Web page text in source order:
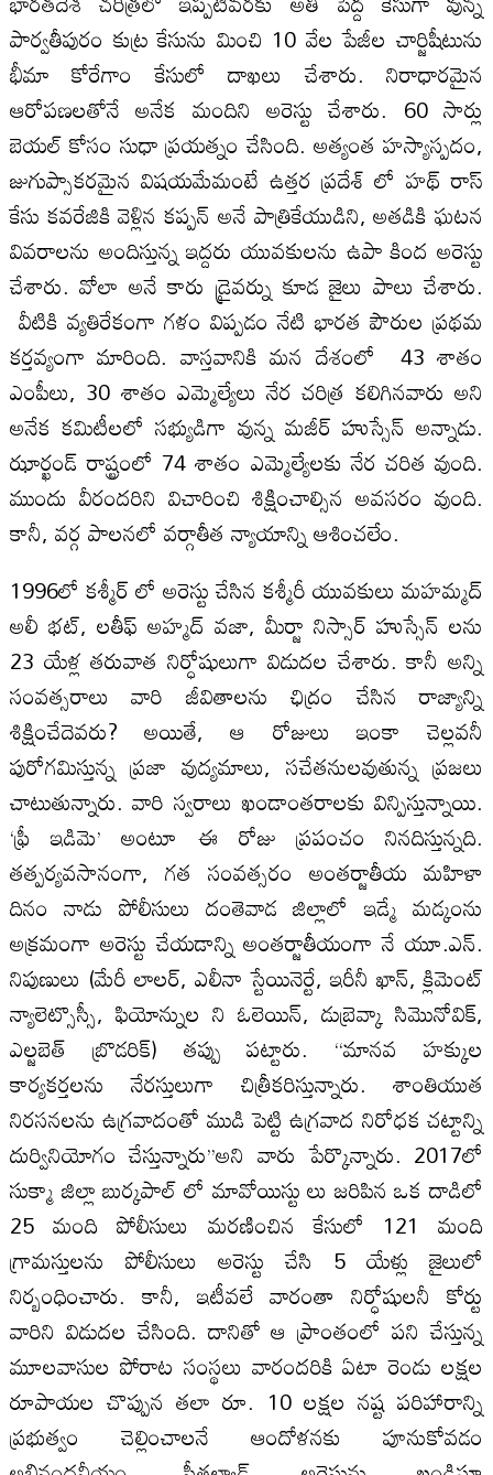
పార్వతీపురం కుట్ర కేసును మించి 10 వేల పేజీల చార్జిషీటును
భీమా కోరేగాం కేసులో దాఖలు చేశారు. నిరాధారమైన
ఆరోపణలతోనే అనేక మందిని అరెస్టు చేశారు. 60 సార్లు
బెయల్ కోసం సుధా ప్రయత్నం చేసింది. అత్యంత హస్యాస్పదం,
జుగుప్సాకరమైన విషయమేమంటే ఉత్తర ప్రదేశ్ లో హథ్ రాస్
కేసు కవరేజికి వెళ్లిన కప్పన్ అనే పాత్రికేయుడిని, అతడికి ఘటన
వివరాలను అందిస్తున్న ఇద్దరు యువకులను ఉపా కింద అరెస్టు
చేశారు. వోలా అనే కారు డ్రైవర్ను కూడ జైలు పాలు చేశారు.
వీటికి వ్యతిరేకంగా గళం విప్పడం నేటి భారత పౌరుల ప్రథమ
కర్తవ్యంగా మారింది. వాస్తవానికి మన దేశంలో 43 శాతం
ఎంపీలు, 30 శాతం ఎమ్మెల్యేలు నేర చరిత్ర కలిగినవారు అని
అనేక కమిటీలలో సభ్యుడిగా వున్న మజీర్ హుస్సేన్ అన్నాడు.
ఝార్ఖండ్ రాష్ట్రంలో 74 శాతం ఎమ్మెల్యేలకు నేర చరిత వుంది.
ముందు వీరందరిని విచారించి శిక్షించాల్సిన అవసరం వుంది.
కానీ, వర్గ పాలనలో వర్గాతీత న్యాయాన్ని ఆశించలేం.
1996లో కశ్మీర్ లో అరెస్టు చేసిన కశ్మీరీ యువకులు మహమ్మద్
అలీ భట్, లతీఫ్ అహ్మద్ వజా, మీర్జా నిస్సార్ హుస్సేన్ లను
23 యేళ్ల తరువాత నిర్ధోషులుగా విడుదల చేశారు. కానీ అన్ని
సంవత్సరాలు వారి జీవితాలను ఛిద్రం చేసిన రాజ్యాన్ని
శిక్షించేదెవరు? అయితే, ఆ రోజులు ఇంకా చెల్లవనీ
పురోగమిస్తున్న ప్రజా వుద్యమాలు, సచేతనులవుతున్న ప్రజలు
చాటుతున్నారు. వారి స్వరాలు ఖండాంతరాలకు విన్పిస్తున్నాయి.
‘ఫ్రీ ఇడిమె’ అంటూ ఈ రోజు ప్రపంచం నినదిస్తున్నది.
తత్పర్యవసానంగా, గత సంవత్సరం అంతర్జాతీయ మహిళా
దినం నాడు పోలీసులు దంతెవాడ జిల్లాలో ఇడ్మే మడ్కంను
అక్రమంగా అరెస్టు చేయడాన్ని అంతర్జాతీయంగా నే యూ.ఎన్.
నిపుణులు (మేరీ లాలర్, ఎలీనా స్టేయినెర్టే, ఇరీనీ ఖాన్, క్లిమెంట్
న్యాలెట్సొస్సీ, ఫియోన్నుల ని ఓలెయిన్, డుబ్రెవ్కా సిమొనోవిక్,
ఎల్జబెత్ బ్రొడరిక్) తప్పు పట్టారు. ‘‘మానవ హక్కుల
కార్యకర్తలను నేరస్తులుగా చిత్రీకరిస్తున్నారు. శాంతియుత
నిరసనలను ఉగ్రవాదంతో ముడి పెట్టి ఉగ్రవాద నిరోధక చట్టాన్ని
దుర్వినియోగం చేస్తున్నారు’’అని వారు పేర్కొన్నారు. 2017లో
సుక్మా జిల్లా బుర్కపాల్ లో మావోయిస్టు లు జరిపిన ఒక దాడిలో
25 మంది పోలీసులు మరణించిన కేసులో 121 మంది
గ్రామస్తులను పోలీసులు అరెస్టు చేసి 5 యేళ్లు జైలులో
నిర్బంధించారు. కానీ, ఇటీవలే వారంతా నిర్ధోషులనీ కోర్టు
వారిని విడుదల చేసింది. దానితో ఆ ప్రాంతంలో పని చేస్తున్న
మూలవాసుల పోరాట సంస్థలు వారందరికి ఏటా రెండు లక్షల
రూపాయల చొప్పున తలా రూ. 10 లక్షల నష్ట పరిహారాన్ని
ప్రభుత్వం చెల్లించాలనే ఆందోళనకు పూనుకోవడం